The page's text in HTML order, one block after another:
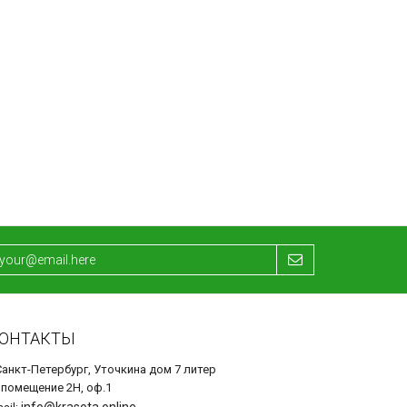
Петербург, Уточкина дом 7 литер
2Н, оф.1